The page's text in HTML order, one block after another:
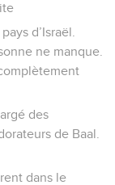
d’Israël.
ne manque.
des
de Baal.
dans le